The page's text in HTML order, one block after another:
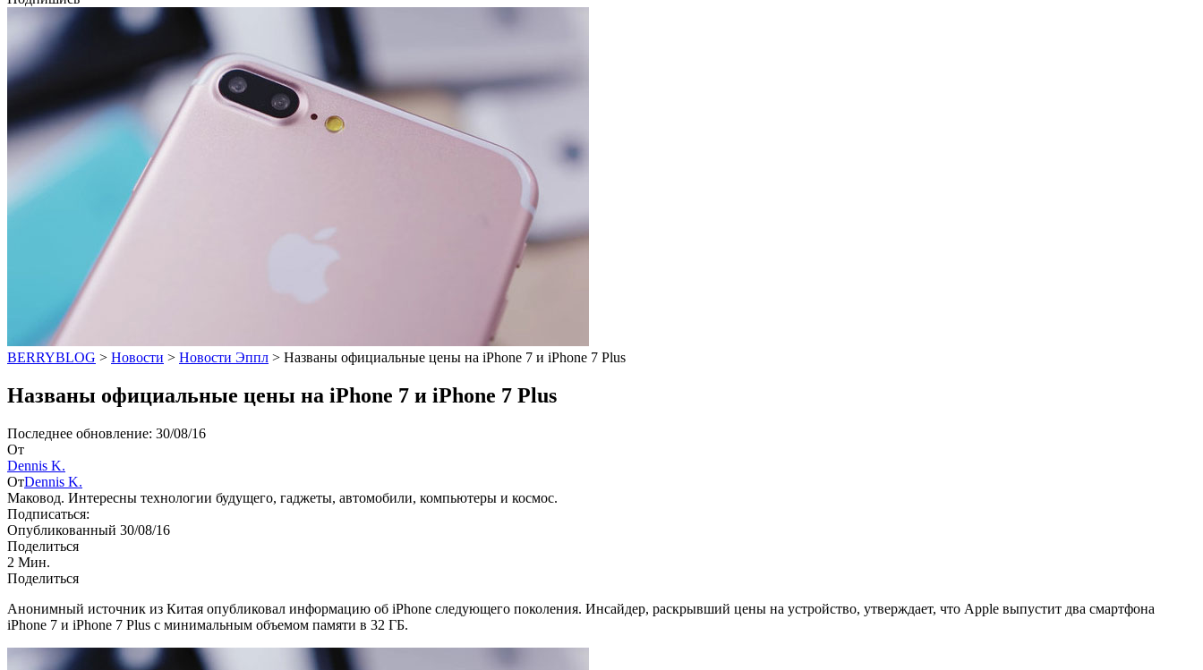
BERRYBLOG > Новости > Новости Эппл > Названы официальные цены на iPhone 7 и iPhone 7 Plus
Названы официальные цены на iPhone 7 и iPhone 7 Plus
Последнее обновление: 30/08/16
От
Dennis K.
ОтDennis K.
Маковод. Интересны технологии будущего, гаджеты, автомобили, компьютеры и космос.
Подписаться:
Опубликованный 30/08/16
Поделиться
2 Мин.
Поделиться
Анонимный источник из Китая опубликовал информацию об iPhone следующего поколения. Инсайдер, раскрывший цены на устройство, утверждает, что Apple выпустит два смартфона
iPhone 7 и iPhone 7 Plus с минимальным объемом памяти в 32 ГБ.